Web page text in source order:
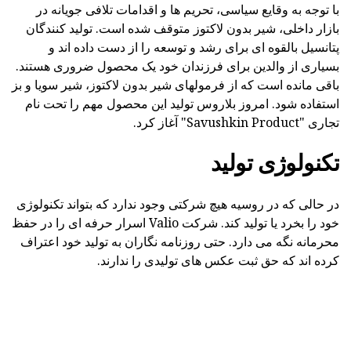
با توجه به وقایع سیاسی، تحریم ها و اقدامات تلافی جویانه در
بازار داخلی، شیر بدون لاکتوز متوقف شده است. تولید کنندگان
پتانسیل بالقوه ای برای رشد و توسعه را از دست داده اند و
بسیاری از والدین برای فرزندان خود یک محصول ضروری هستند.
باقی مانده است که از فرمولهای شیر بدون لاکتوز، شیر سویا و بز
استفاده شود. امروز بلاروس تولید این محصول مهم را تحت نام
تجاری "Savushkin Product" آغاز کرد.
تکنولوژی تولید
در حالی که در روسیه هیچ شرکتی وجود ندارد که بتواند تکنولوژی
خود را بخرد یا تولید کند. شرکت Valio اسرار حرفه ای را در حفظ
محرمانه نگه می دارد. حتی روزنامه نگاران به تولید خود اعتراف
کرده اند که حق ثبت عکس های تولیدی را ندارند.